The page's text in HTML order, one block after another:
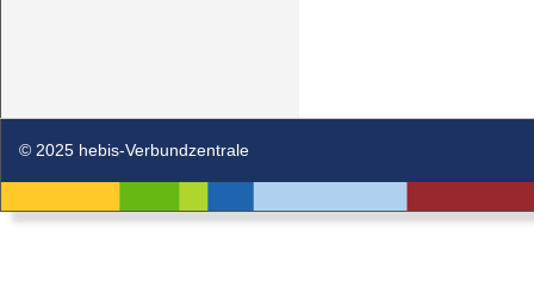
© 2025 hebis-Verbundzentrale